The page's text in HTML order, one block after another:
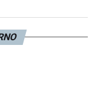
TOP NEWS